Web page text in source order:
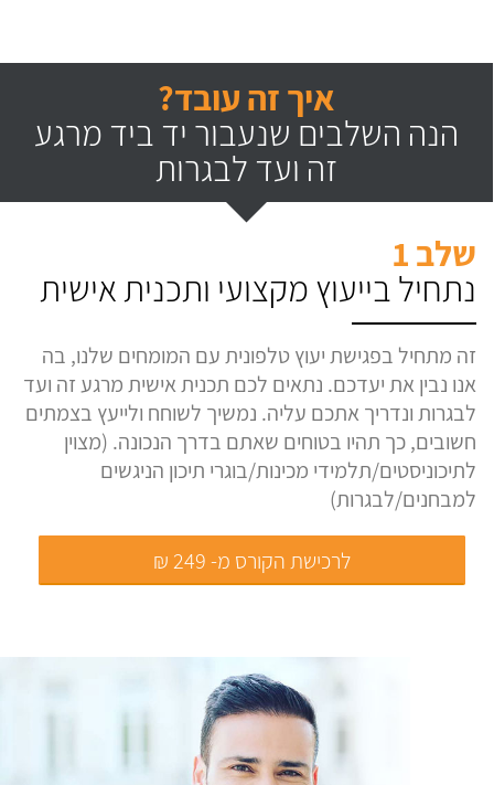
איך זה עובד?
הנה השלבים שנעבור יד ביד מרגע
זה ועד לבגרות
שלב 1
נתחיל בייעוץ מקצועי ותכנית אישית
זה מתחיל בפגישת יעוץ טלפונית עם המומחים שלנו, בה
אנו נבין את יעדכם. נתאים לכם תכנית אישית מרגע זה ועד
לבגרות ונדריך אתכם עליה. נמשיך לשוחח ולייעץ בצמתים
חשובים, כך תהיו בטוחים שאתם בדרך הנכונה. (מצוין
לתיכוניסטים/תלמידי מכינות/בוגרי תיכון הניגשים
למבחנים/לבגרות)
לרכישת הקורס מ- 249 ₪